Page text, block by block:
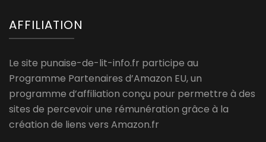
AFFILIATION
Le site punaise-de-lit-info.fr participe au
Programme Partenaires d’Amazon EU, un
programme d’affiliation conçu pour permettre à des
sites de percevoir une rémunération grâce à la
création de liens vers Amazon.fr